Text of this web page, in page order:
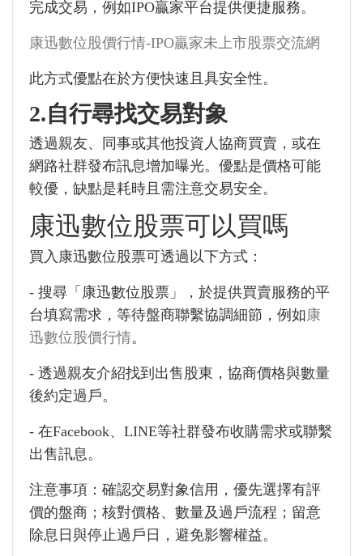
完成交易，例如IPO贏家平台提供便捷服務。
康迅數位股價行情-IPO贏家未上市股票交流網
此方式優點在於方便快速且具安全性。
2.自行尋找交易對象
透過親友、同事或其他投資人協商買賣，或在
網路社群發布訊息增加曝光。優點是價格可能
較優，缺點是耗時且需注意交易安全。
康迅數位股票可以買嗎
買入康迅數位股票可透過以下方式：
- 搜尋「康迅數位股票」，於提供買賣服務的平
台填寫需求，等待盤商聯繫協調細節，例如康
迅數位股價行情。
- 透過親友介紹找到出售股東，協商價格與數量
後約定過戶。
- 在Facebook、LINE等社群發布收購需求或聯繫
出售訊息。
注意事項：確認交易對象信用，優先選擇有評
價的盤商；核對價格、數量及過戶流程；留意
除息日與停止過戶日，避免影響權益。